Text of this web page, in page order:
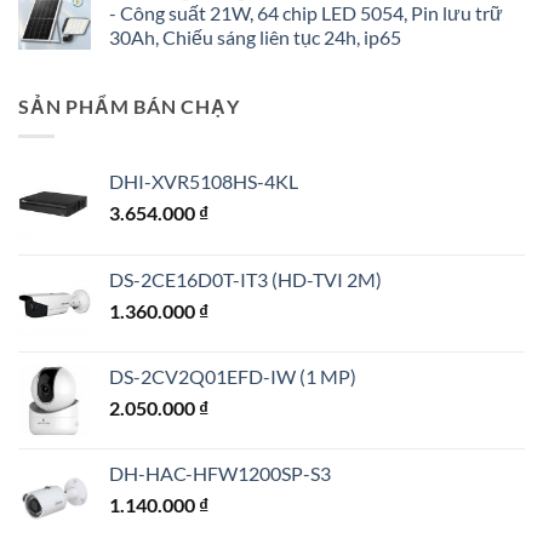
- Công suất 21W, 64 chip LED 5054, Pin lưu trữ
30Ah, Chiếu sáng liên tục 24h, ip65
SẢN PHẨM BÁN CHẠY
DHI-XVR5108HS-4KL
3.654.000 ₫
DS-2CE16D0T-IT3 (HD-TVI 2M)
1.360.000 ₫
DS-2CV2Q01EFD-IW (1 MP)
2.050.000 ₫
DH-HAC-HFW1200SP-S3
1.140.000 ₫